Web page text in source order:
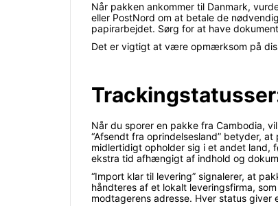
Når pakken ankommer til Danmark,
eller PostNord om at betale de
papirarbejdet. Sørg for at have
Det er vigtigt at være opmærksom på
Når du sporer en pakke fra Cambodia,
“Afsendt fra oprindelsesland” betyder,
midlertidigt opholder sig i et andet land,
ekstra tid afhængigt af indhold og
“Import klar til levering” signalerer, at
håndteres af et lokalt leveringsfirma,
modtagerens adresse. Hver status